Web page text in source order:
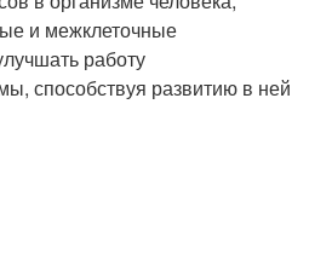
и межклеточные
работу
способствуя развитию в ней